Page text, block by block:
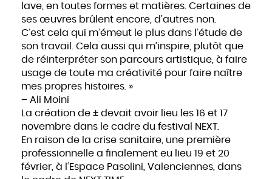
lave, en toutes formes et matières. Certaines de
ses œuvres brûlent encore, d’autres non.
C’est cela qui m’émeut le plus dans l’étude de
son travail. Cela aussi qui m’inspire, plutôt que
de réinterpréter son parcours artistique, à faire
usage de toute ma créativité pour faire naître
mes propres histoires. »
– Ali Moini
La création de ± devait avoir lieu les 16 et 17
novembre dans le cadre du festival NEXT.
En raison de la crise sanitaire, une première
professionnelle a finalement eu lieu 19 et 20
février, à ‘Espace Pasolini, Valenciennes, dans